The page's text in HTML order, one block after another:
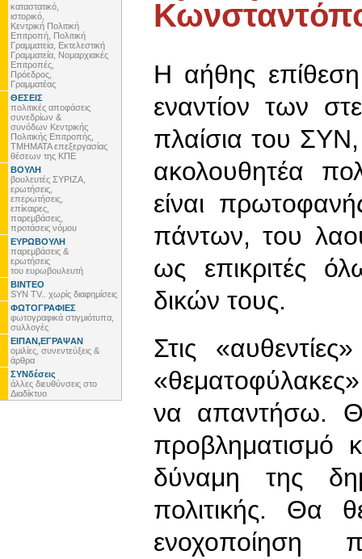
καταστατικό,
ιστορικό,
Κεντρική Πολιτική
Επιτροπή, Πολιτική
Γραμματεία, Εκτελεστική
Γραμματεία, Νομαρχιακές
Επιτροπές,
Πρόεδρος,
Γραμματέας
ΘΕΣΕΙΣ
πολιτικές αποφάσεις
συνεδρίων &
συνόδων Κεντρικής
Πολιτικής Επιτροπής,
ΤΜΗΜΑΤΑ επεξεργασίας
θέσεων της ΚΠΕ
ΒΟΥΛΗ
βουλευτές ΣΥΡΙΖΑ,
ερωτήσεις,
επερωτήσεις,
επίκαιρες,
παρεμβάσεις,
προτάσεις νόμου
ΕΥΡΩΒΟΥΛΗ
παρεμβάσεις &
ερωτήσεις
του ευρωβουλευτή
ΒΙΝΤΕΟ
SYN TV.. χωρίς διαφημίσεις
ΦΩΤΟΓΡΑΦΙΕΣ
φωτογραφικά στιγμιότυπα,
συλλογές
ΕΙΠΑΝ,ΕΓΡΑΨΑΝ
ομιλίες, συνεντεύξεις &
άρθρα
ΣΥΝδέσεις
άλλες διευθύνσεις στο
Διαδίκτυο
Η αήθης
εναντίον των
πλαίσια του
ακολουθητέα
είναι
πάντων, του
ως επικριτές
δικών τους.
Στις
να απαντήσω.
προβληματισμό
δύναμη της
πολιτικής. Θα
ενοχοποίηση